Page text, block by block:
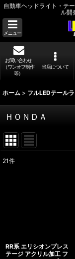
自動車ヘッドライト・テ
ル開
メニュー
お問い合わせ
（ワンオフ制作
等）
当店について
ホーム > フルLEDテール
ＨＯＮＤＡ
21件
RR系 エリシオンプレス
テージ アクリル加工 フ